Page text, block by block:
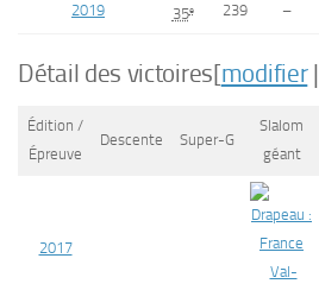
2019 35e 239 –
Détail des victoires[modifier|
Édition /
Épreuve
Descente Super-G
Slalom
géant
2017
Val-